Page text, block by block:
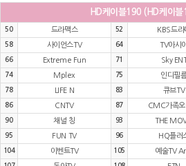
HD케이블190 (HD케이
50 드라맥스 52 KBS드라
58 사이언스TV 64 TV아시
66 Extreme Fun 71 Sky
74 Mplex 75 인디필
78 LIFE N 83 큐브TV
86 CNTV 87 CMC가족오
90 채널 칭 93 THE
95 FUN TV 96 HQ플러
104 이벤트TV 105 예술TV